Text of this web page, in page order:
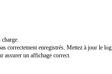
correctement enregistrés. Mettez à jour le
assurer un affichage correct.